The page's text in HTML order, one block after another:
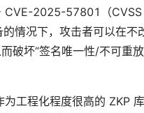
CVE-2025-57801（
情况下，攻击者可以在
破坏“签名唯一性/不可重
工程化程度很高的 ZKP